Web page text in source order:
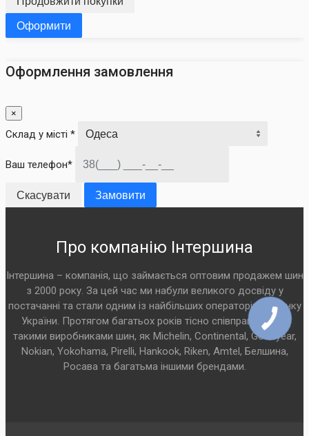
Оформити
Оформлення замовлення
×
Склад у місті *
Ваш телефон*
Скасувати Замовити
Про компанію Інтершина
Інтершина – компанія, що займається оптовим продажем шин
з 2000 року. За цей час ми набули великого досвіду у
постачанні та стали одним із найбільших операторів на ринку
України. Протягом багатьох років тісно співпрацюємо з
такими виробниками шин, як Michelin, Continental, Goodyear,
Nokian, Yokohama, Pirelli, Hankook, Riken, Amtel, Белшина,
Росава та багатьма іншими брендами.